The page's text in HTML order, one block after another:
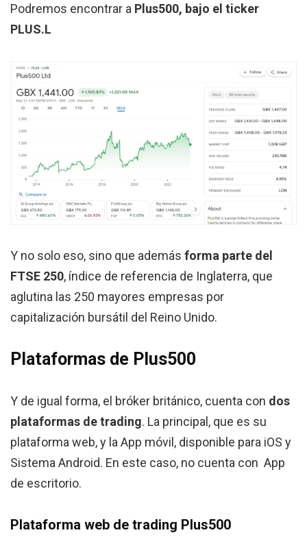
Podremos encontrar a Plus500, bajo el ticker
PLUS.L
Y no solo eso, sino que además forma parte del
FTSE 250, índice de referencia de Inglaterra, que
aglutina las 250 mayores empresas por
capitalización bursátil del Reino Unido.
Plataformas de Plus500
Y de igual forma, el bróker británico, cuenta con dos
plataformas de trading. La principal, que es su
plataforma web, y la App móvil, disponible para iOS y
Sistema Android. En este caso, no cuenta con App
de escritorio.
Plataforma web de trading Plus500